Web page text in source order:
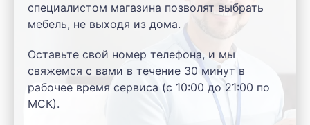
специалистом магазина позволят выбрать
мебель, не выходя из дома.
Оставьте свой номер телефона, и мы
свяжемся с вами в течение 30 минут в
рабочее время сервиса (с 10:00 до 21:00 по
МСК).